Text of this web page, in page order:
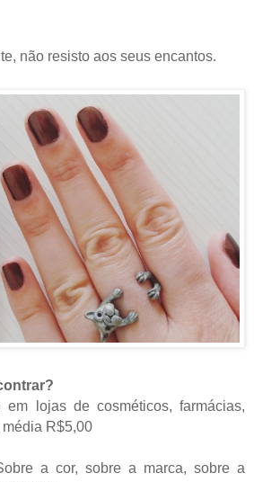
não resisto aos seus encantos.
em lojas de cosméticos, farmácias,
R$5,00
a cor, sobre a marca, sobre a